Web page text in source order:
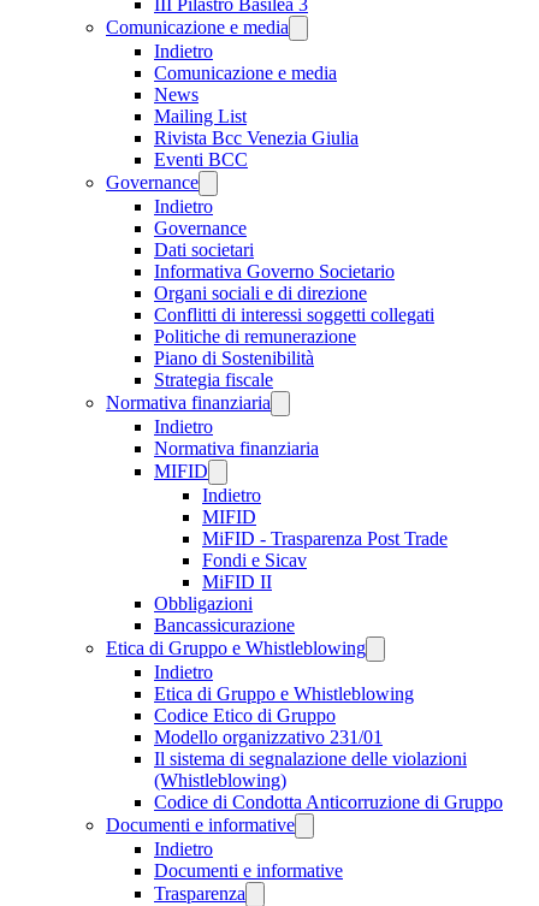
III Pilastro Basilea 3
Comunicazione e media
Indietro
Comunicazione e media
News
Mailing List
Rivista Bcc Venezia Giulia
Eventi BCC
Governance
Indietro
Governance
Dati societari
Informativa Governo Societario
Organi sociali e di direzione
Conflitti di interessi soggetti collegati
Politiche di remunerazione
Piano di Sostenibilità
Strategia fiscale
Normativa finanziaria
Indietro
Normativa finanziaria
MIFID
Indietro
MIFID
MiFID - Trasparenza Post Trade
Fondi e Sicav
MiFID II
Obbligazioni
Bancassicurazione
Etica di Gruppo e Whistleblowing
Indietro
Etica di Gruppo e Whistleblowing
Codice Etico di Gruppo
Modello organizzativo 231/01
Il sistema di segnalazione delle violazioni
(Whistleblowing)
Codice di Condotta Anticorruzione di Gruppo
Documenti e informative
Indietro
Documenti e informative
Trasparenza